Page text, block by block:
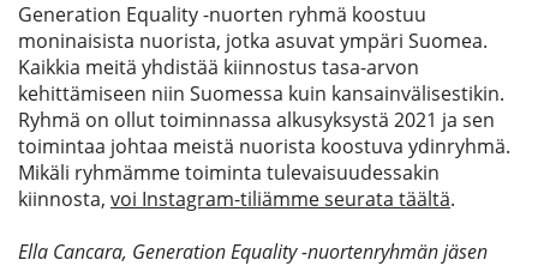
Generation Equality -nuorten ryhmä koostuu
moninaisista nuorista, jotka asuvat ympäri Suomea.
Kaikkia meitä yhdistää kiinnostus tasa-arvon
kehittämiseen niin Suomessa kuin kansainvälisestikin.
Ryhmä on ollut toiminnassa alkusyksystä 2021 ja sen
toimintaa johtaa meistä nuorista koostuva ydinryhmä.
Mikäli ryhmämme toiminta tulevaisuudessakin
kiinnosta, voi Instagram-tiliämme seurata täältä.
Ella Cancara, Generation Equality -nuortenryhmän jäsen